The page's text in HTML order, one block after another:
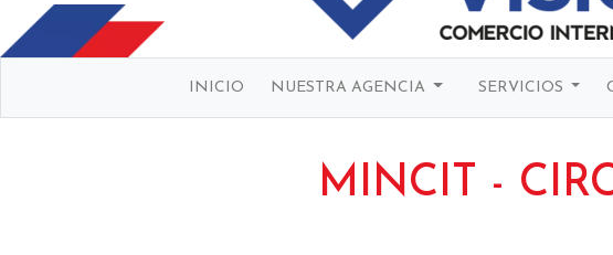
INICIO NUESTRA AGENCIA SERVICIOS
MINCIT -